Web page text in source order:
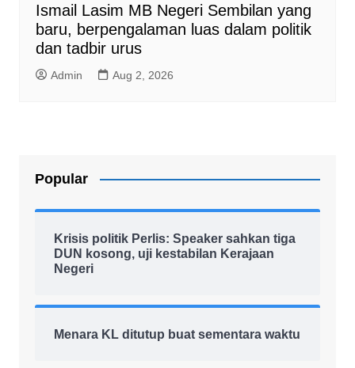
Ismail Lasim MB Negeri Sembilan yang
baru, berpengalaman luas dalam politik
dan tadbir urus
Admin Aug 2, 2026
Popular
Krisis politik Perlis: Speaker sahkan tiga
DUN kosong, uji kestabilan Kerajaan
Negeri
Menara KL ditutup buat sementara waktu